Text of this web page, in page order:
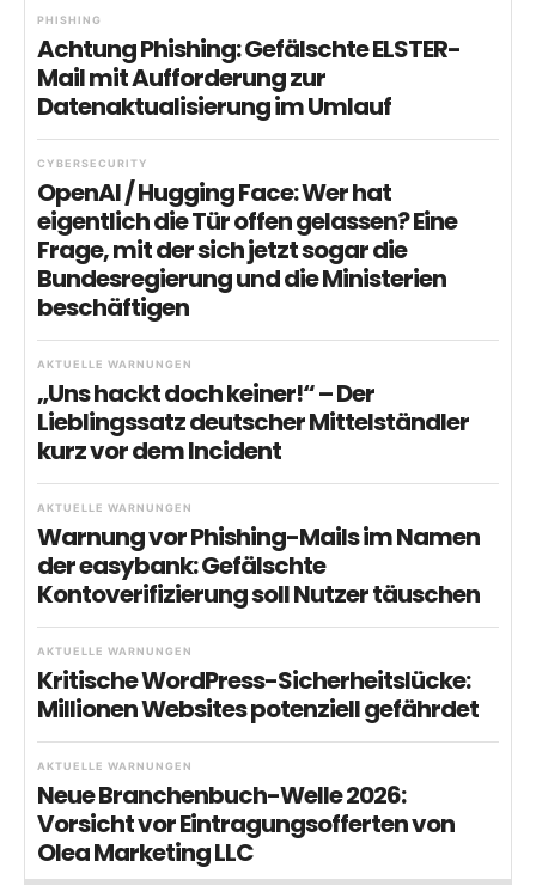
PHISHING
Achtung Phishing: Gefälschte ELSTER-
Mail mit Aufforderung zur
Datenaktualisierung im Umlauf
CYBERSECURITY
OpenAI / Hugging Face: Wer hat
eigentlich die Tür offen gelassen? Eine
Frage, mit der sich jetzt sogar die
Bundesregierung und die Ministerien
beschäftigen
AKTUELLE WARNUNGEN
„Uns hackt doch keiner!“ – Der
Lieblingssatz deutscher Mittelständler
kurz vor dem Incident
AKTUELLE WARNUNGEN
Warnung vor Phishing-Mails im Namen
der easybank: Gefälschte
Kontoverifizierung soll Nutzer täuschen
AKTUELLE WARNUNGEN
Kritische WordPress-Sicherheitslücke:
Millionen Websites potenziell gefährdet
AKTUELLE WARNUNGEN
Neue Branchenbuch-Welle 2026:
Vorsicht vor Eintragungsofferten von
Olea Marketing LLC